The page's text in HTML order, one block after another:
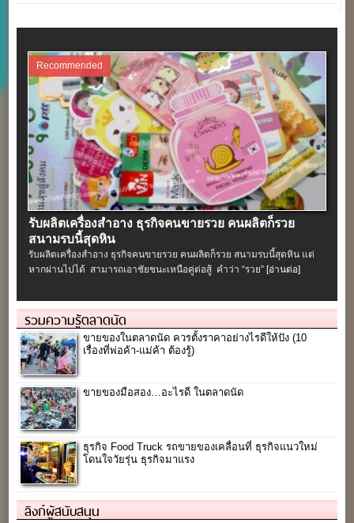
Recommended
รับผลิตเครื่องสําอาง ธุรกิจคนขายรวย คนผลิตก็รวย
สนามรบนี้สุดหิน
รับผลิตเครื่องสําอาง ธุรกิจคนขายรวย คนผลิตก็รวย สนามรบนี้สุดหิน แต่
หากผ่านไปได้ สามารถเอาชัยชนะเหนือคู่ต่อสู้ คำว่า “รวย”[อ่านต่อ]
รวมความรู้ตลาดนัด
ขายของในตลาดนัด ควรตั้งราคาอย่างไรดีให้ปัง (10
เรื่องที่พ่อค้า-แม่ค้า ต้องรู้)
ขายของมือสอง…อะไรดี ในตลาดนัด
ธุรกิจ Food Truck รถขายของเคลื่อนที่ ธุรกิจแนวใหม่
โดนใจวัยรุ่น ธุรกิจมาแรง
ลิงก์ผู้สนับสนุน